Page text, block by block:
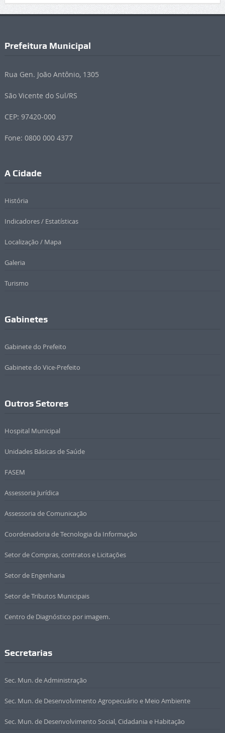
Prefeitura Municipal
Rua Gen. João Antônio, 1305
São Vicente do Sul/RS
CEP: 97420-000
Fone: 0800 000 4377
A Cidade
História
Indicadores / Estatísticas
Localização / Mapa
Galeria
Turismo
Gabinetes
Gabinete do Prefeito
Gabinete do Vice-Prefeito
Outros Setores
Hospital Municipal
Unidades Básicas de Saúde
FASEM
Assessoria Jurídica
Assessoria de Comunicação
Coordenadoria de Tecnologia da Informação
Setor de Compras, contratos e Licitações
Setor de Engenharia
Setor de Tributos Municipais
Centro de Diagnóstico por imagem.
Secretarias
Sec. Mun. de Administração
Sec. Mun. de Desenvolvimento Agropecuário e Meio Ambiente
Sec. Mun. de Desenvolvimento Social, Cidadania e Habitação